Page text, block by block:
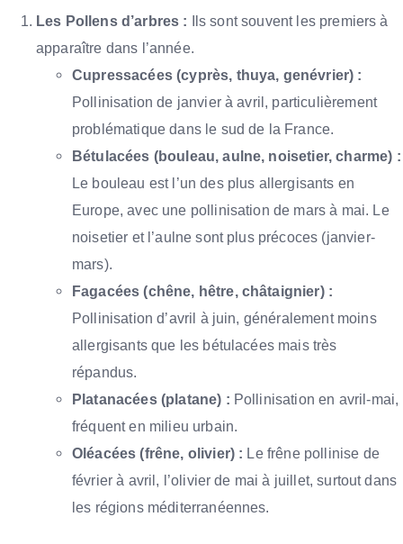
Les Pollens d’arbres : Ils sont souvent les premiers à
apparaître dans l’année.
Cupressacées (cyprès, thuya, genévrier) :
Pollinisation de janvier à avril, particulièrement
problématique dans le sud de la France.
Bétulacées (bouleau, aulne, noisetier, charme) :
Le bouleau est l’un des plus allergisants en
Europe, avec une pollinisation de mars à mai. Le
noisetier et l’aulne sont plus précoces (janvier-
mars).
Fagacées (chêne, hêtre, châtaignier) :
Pollinisation d’avril à juin, généralement moins
allergisants que les bétulacées mais très
répandus.
Platanacées (platane) : Pollinisation en avril-mai,
fréquent en milieu urbain.
Oléacées (frêne, olivier) : Le frêne pollinise de
février à avril, l’olivier de mai à juillet, surtout dans
les régions méditerranéennes.